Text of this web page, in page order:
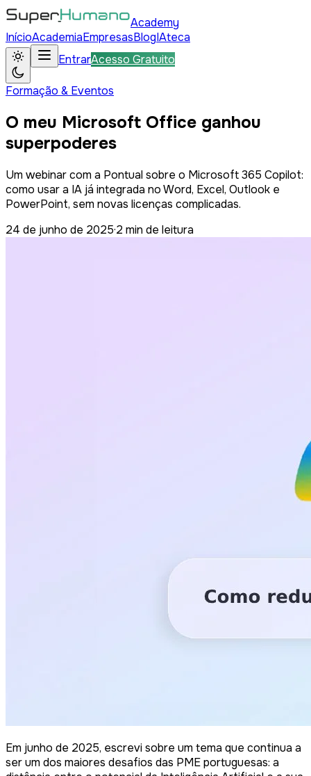
Academy
InícioAcademiaEmpresasBlogIAteca
EntrarAcesso Gratuito
Formação & Eventos
O meu Microsoft Office ganhou
superpoderes
Um webinar com a Pontual sobre o Microsoft 365 Copilot:
como usar a IA já integrada no Word, Excel, Outlook e
PowerPoint, sem novas licenças complicadas.
24 de junho de 2025·2 min de leitura
Em junho de 2025, escrevi sobre um tema que continua a
ser um dos maiores desafios das PME portuguesas: a